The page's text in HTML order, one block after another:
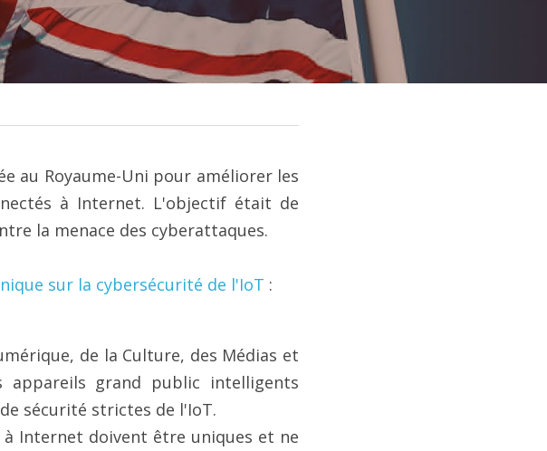
au Royaume-Uni pour améliorer les
à Internet. L'objectif était de
la menace des cyberattaques.
sur la cybersécurité de l'IoT :
de la Culture, des Médias et
appareils grand public intelligents
sécurité strictes de l'IoT.